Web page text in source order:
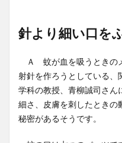
針より細い口を
Ａ 蚊が血を吸うときの
射針を作ろうとしている、
学科の教授、青柳誠司さん
細さ、皮膚を刺したときの
秘密があるそうです。